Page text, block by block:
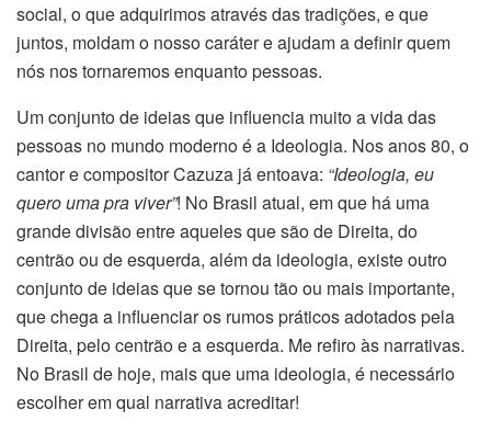
social, o que adquirimos através das tradições, e que
juntos, moldam o nosso caráter e ajudam a definir quem
nós nos tornaremos enquanto pessoas.
Um conjunto de ideias que influencia muito a vida das
pessoas no mundo moderno é a Ideologia. Nos anos 80, o
cantor e compositor Cazuza já entoava: “Ideologia, eu
quero uma pra viver”! No Brasil atual, em que há uma
grande divisão entre aqueles que são de Direita, do
centrão ou de esquerda, além da ideologia, existe outro
conjunto de ideias que se tornou tão ou mais importante,
que chega a influenciar os rumos práticos adotados pela
Direita, pelo centrão e a esquerda. Me refiro às narrativas.
No Brasil de hoje, mais que uma ideologia, é necessário
escolher em qual narrativa acreditar!